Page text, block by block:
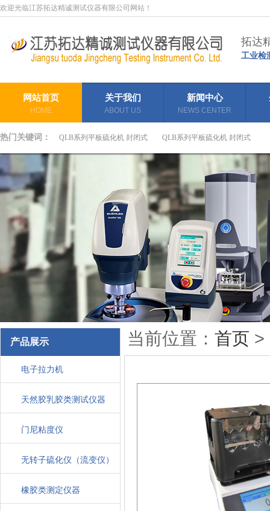
欢迎光临江苏拓达精诚测试仪器有限公司网站！
拓达
工业检
网站首页
HOME
关于我们
ABOUT US
新闻中心
NEWS CENTER
热门关键词： QLB系列平板硫化机 封闭式 QLB系列平板硫化机 封闭式
JPL数显电子拉力机（独柱） JPL蜂窝铝拉力试验机 JPL瓶塞穿刺试验机
JPL环刚度试验机 JPL数显电子拉力机（单柱立式）
JPL数显电子拉力机（龙门落地式） JPL数显电子拉力机（龙门台式）
JPL数显电子拉力机（龙门立式） JPL电脑万能试验机（龙门落地式）
JPL电脑万能试验机（龙门台式） JPL电脑万能试验机（龙门立式）
JPL电脑万能试验机（独柱） JC-6002盐雾腐蚀试验箱
产品展示
电子拉力机
天然胶乳胶类测试仪器
门尼粘度仪
无转子硫化仪（流变仪）
橡胶类测定仪器
当前位置： 首页 >